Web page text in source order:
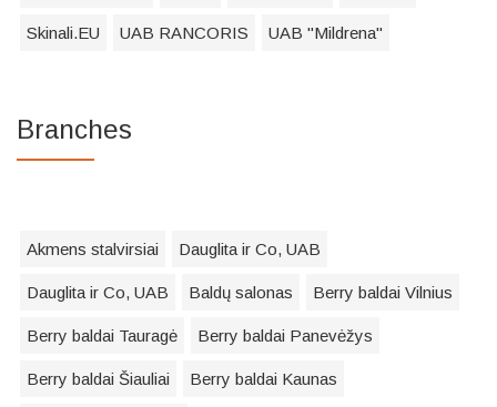
Skinali.EU UAB RANCORIS UAB "Mildrena"
Branches
Akmens stalvirsiai Dauglita ir Co, UAB
Dauglita ir Co, UAB Baldų salonas Berry baldai Vilnius
Berry baldai Tauragė Berry baldai Panevėžys
Berry baldai Šiauliai Berry baldai Kaunas